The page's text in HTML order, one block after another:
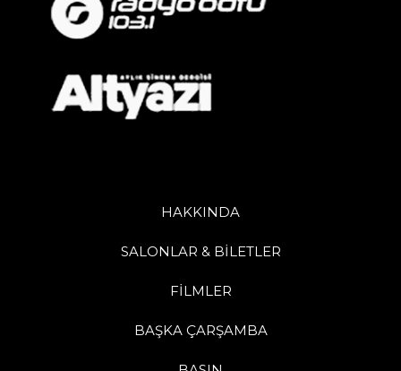
HAKKINDA
SALONLAR & BİLETLER
FİLMLER
BAŞKA ÇARŞAMBA